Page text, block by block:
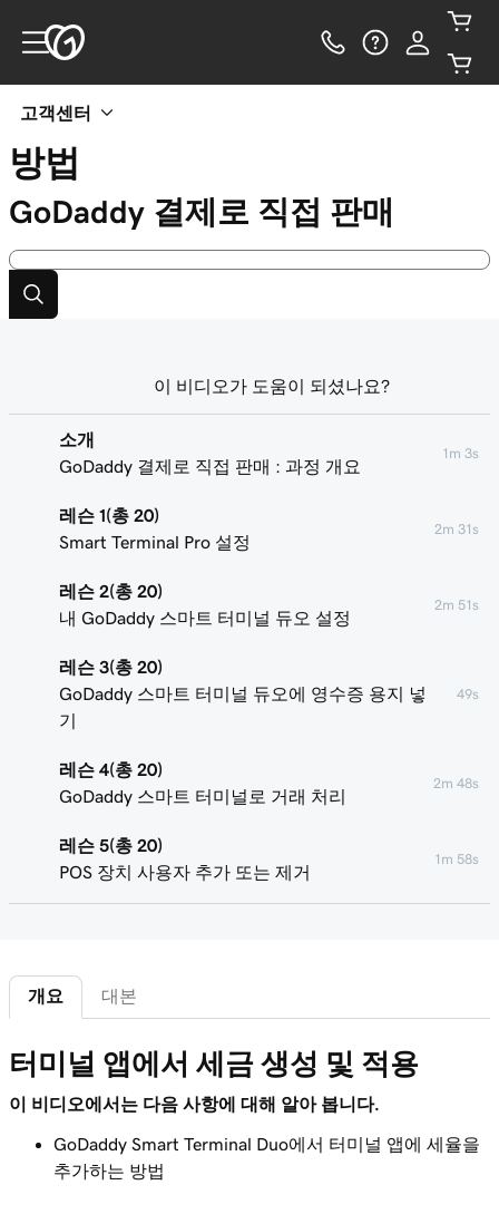
고객센터
방법
GoDaddy 결제로 직접 판매
소개
GoDaddy 결제로 직접 판매 : 과정 개요
1m 3s
레슨 1(총 20)
Smart Terminal Pro 설정
2m 31s
레슨 2(총 20)
내 GoDaddy 스마트 터미널 듀오 설정
2m 51s
레슨 3(총 20)
GoDaddy 스마트 터미널 듀오에 영수증 용지 넣
기
49s
레슨 4(총 20)
GoDaddy 스마트 터미널로 거래 처리
2m 48s
레슨 5(총 20)
POS 장치 사용자 추가 또는 제거
1m 58s
레슨 7(총 20)
내 스토어 영수증 사용자 지정
레슨 8(총 20)
앱 등록 개요
레슨 9(총 20)
GoDaddy 스마트 터미널 듀오에 제품 추가
이 비디오가 도움이 되셨나요?
개요 대본
터미널 앱에서 세금 생성 및 적용
이 비디오에서는 다음 사항에 대해 알아 봅니다.
GoDaddy Smart Terminal Duo에서 터미널 앱에 세율을
추가하는 방법